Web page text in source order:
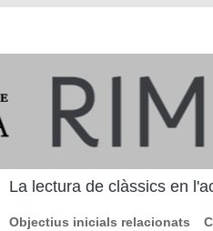
Vés al contingut
La lectura de clàssics en
Objectius inicials relacionats